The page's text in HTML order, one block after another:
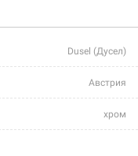
Dusel (Дусел)
Австрия
хром